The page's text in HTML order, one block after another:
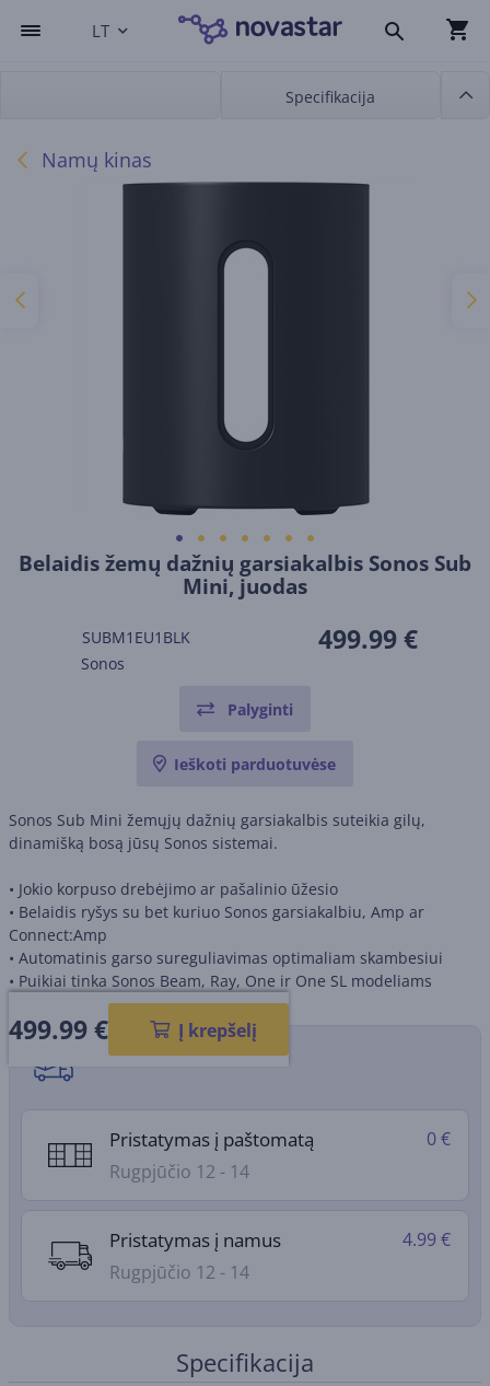
LT
Specifikacija
Namų kinas
Belaidis žemų dažnių garsiakalbis Sonos Sub
Mini, juodas
SUBM1EU1BLK
Sonos
499.99 €
Palyginti
Ieškoti parduotuvėse
Sonos Sub Mini žemųjų dažnių garsiakalbis suteikia gilų,
dinamišką bosą jūsų Sonos sistemai.
• Jokio korpuso drebėjimo ar pašalinio ūžesio
• Belaidis ryšys su bet kuriuo Sonos garsiakalbiu, Amp ar
Connect:Amp
• Automatinis garso sureguliavimas optimaliam skambesiui
• Puikiai tinka Sonos Beam, Ray, One ir One SL modeliams
499.99€ Į krepšelį
Pristatymo būdai
Pristatymas į paštomatą
Rugpjūčio 12 - 14
0 €
Pristatymas į namus
Rugpjūčio 12 - 14
4.99 €
Specifikacija